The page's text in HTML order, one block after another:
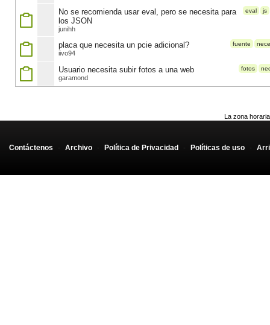
eval js
No se recomienda usar eval, pero se necesita para
los JSON
junihh
fuente
placa que necesita un pcie adicional?
iivo94
fotos
Usuario necesita subir fotos a una web
garamond
La zona
Contáctenos - Archivo - Política de Privacidad - Políticas de uso -